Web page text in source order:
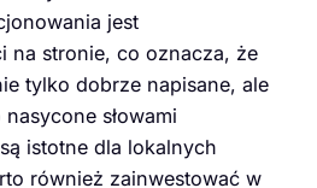
jest
na stronie, co oznacza, że
tylko dobrze napisane, ale
słowami
istotne dla lokalnych
również zainwestować w